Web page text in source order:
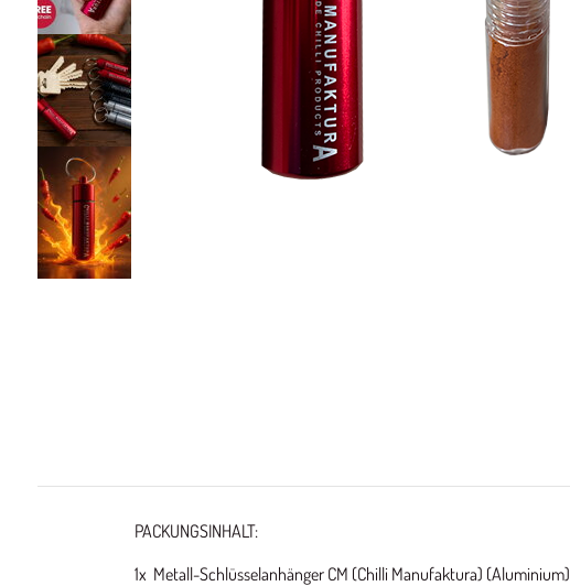
PACKUNGSINHALT:
1x Metall-Schlüsselanhänger CM (Chilli Manufaktura) (Aluminium)